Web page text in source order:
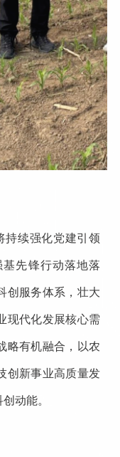
持续强化党建引领
先锋行动落地落
创服务体系，壮大
现代化发展核心需
略有机融合，以农
创新事业高质量发
动能。